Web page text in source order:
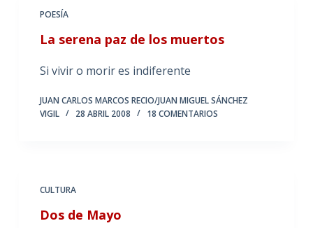
POESÍA
La serena paz de los muertos
Si vivir o morir es indiferente
JUAN CARLOS MARCOS RECIO/JUAN MIGUEL SÁNCHEZ
VIGIL
28 ABRIL 2008 18 COMENTARIOS
CULTURA
Dos de Mayo